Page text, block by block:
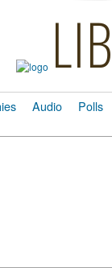
Audio Polls